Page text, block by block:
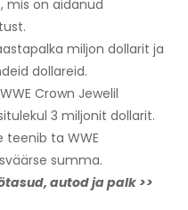
mis on aidanud
miljon dollarit ja
dollareid.
Crown Jewelil
3 miljonit dollarit.
ta WWE
summa.
autod ja palk >>